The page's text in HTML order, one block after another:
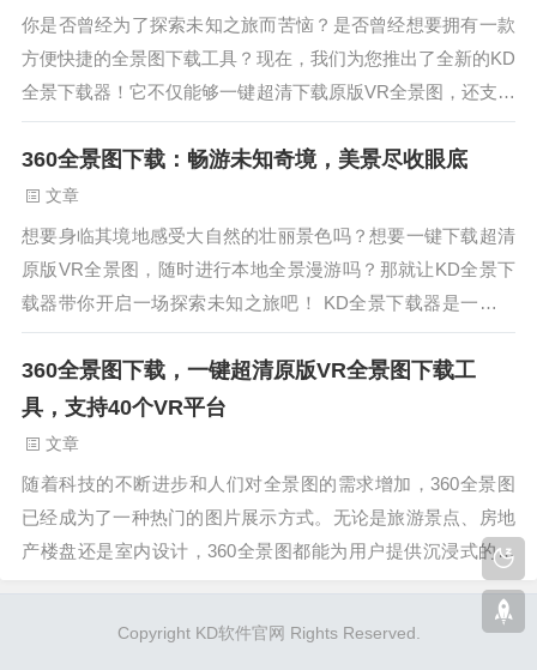
求。使用KD全景下载器，您可以轻松下载高清、超清的全景
图，让您仿佛身临其境。您可以在家中舒适地欣赏世界各地的
名胜古迹，亦或是探索神秘的自然风光。无需亲临实地，您就
你是否曾经为了探索未知之旅而苦恼？是否曾经想要拥有一款
方便快捷的全景图下载工具？现在，我们为您推出了全新的KD
全景下载器！它不仅能够一键超清下载原版VR全景图，还支持
40个VR平台，让您畅快体验本地全景漫游！KD全景下载器的
强大功能让您的探索之旅更加丰富多彩。无论您是想要欣赏远
古遗迹、探索神秘森林，还是体验浩瀚银河，KD全景下载器都
能帮助您一键下载到想要的超清全景图。无需繁琐的操作，只
需轻松点击，您就能拥有如真实般的全景体验。KD全景下载器
支持40个VR平台，包括知名的Oculus、SteamV...
360全景图下载：畅游未知奇境，美景尽收眼底
文章
想要身临其境地感受大自然的壮丽景色吗？想要一键下载超清
原版VR全景图，随时进行本地全景漫游吗？那就让KD全景下
载器带你开启一场探索未知之旅吧！ KD全景下载器是一款功
能强大的全景图下载工具，支持40个VR平台，让你尽享各类精
美全景图。无论是宏伟的自然风光、神秘的古迹遗址，还是迷
人的都市夜景，都能通过KD全景下载器完美呈现。下载全景图
后，你可以通过VR设备观看，仿佛亲临现场般感受美景的魅
力。使用KD全景下载器非常简单，只需几步操作即可完成。首
先，在软件中选择你感兴趣的VR平台，然后输入对应的全景图
链接或关键词进行搜索。接下来，只需点击下载按钮，就能获
得超清原版VR全景图，支持你随时进行本地全景漫游，尽享视
360全景图下载，一键超清原版VR全景图下载工
具，支持40个VR平台
文章
随着科技的不断进步和人们对全景图的需求增加，360全景图
已经成为了一种热门的图片展示方式。无论是旅游景点、房地
产楼盘还是室内设计，360全景图都能为用户提供沉浸式的观
赏体验。然而，对于大部分用户来说，找到并下载高质量的全
景图却是一项挑战。为了解决这个问题，我们推出了KD全景下
Copyright KD软件官网 Rights Reserved.